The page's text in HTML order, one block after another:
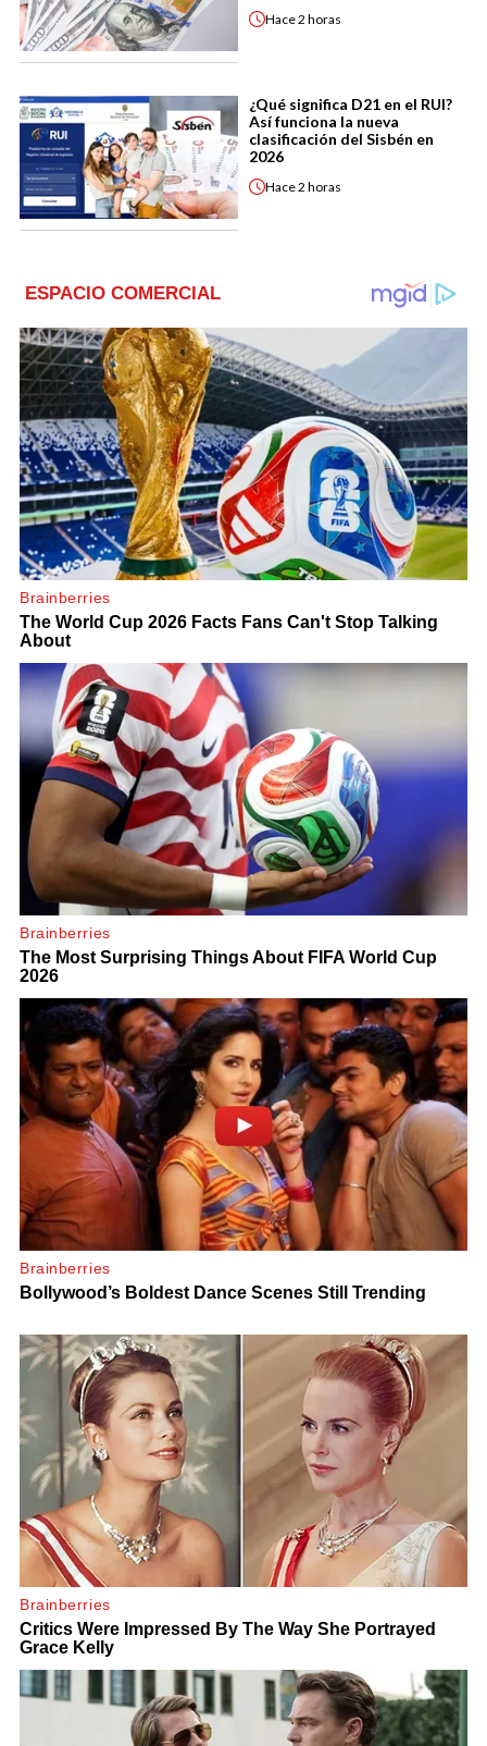
Hace2 horas
¿Qué significa D21 en el RUI?
Así funciona la nueva
clasificación del Sisbén en
2026
Hace2 horas